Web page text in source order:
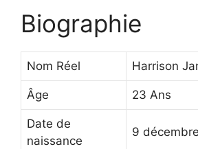
Biographie
Nom Réel Harrison
Âge 23 Ans
Date de
naissance
9